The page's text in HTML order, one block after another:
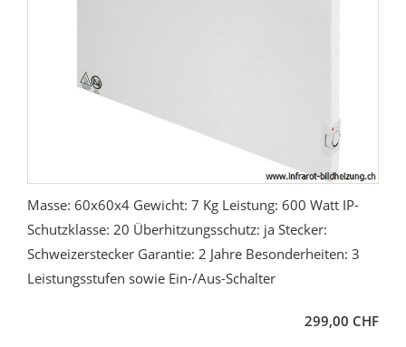
Masse: 60x60x4 Gewicht: 7 Kg Leistung: 600 Watt IP-
Schutzklasse: 20 Überhitzungsschutz: ja Stecker:
Schweizerstecker Garantie: 2 Jahre Besonderheiten: 3
Leistungsstufen sowie Ein-/Aus-Schalter
299,00 CHF